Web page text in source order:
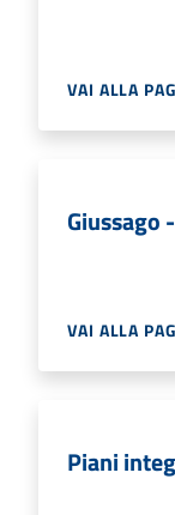
VAI ALLA
Giussago
VAI ALLA
Piani